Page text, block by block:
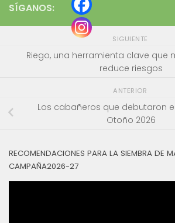
SÍGANOS:
SIGUIENTE
Riego, una herramienta clave que
reduce riesgos
ANTERIOR
Los cabañeros que debutaron
Otoño 2026
RECOMENDACIONES PARA LA SIEMBRA DE
CAMPAÑA2026-27